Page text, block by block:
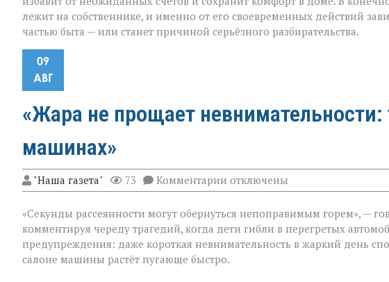
лежит на собственнике, и именно от его своевременных действий
частью быта — или станет причиной серьёзного разбирательства.
09
АВГ
«Жара не прощает
машинах»
"Наша газета" 73 Комментарии к
записи
не
прощает
невнимательности:
трагедии
в
отключены
«Секунды рассеянности могут обернуться непоправимым горем», —
комментируя череду трагедий, когда дети гибли в перегретых
предупреждения: даже короткая невнимательность в жаркий день
салоне машины растёт пугающе быстро.